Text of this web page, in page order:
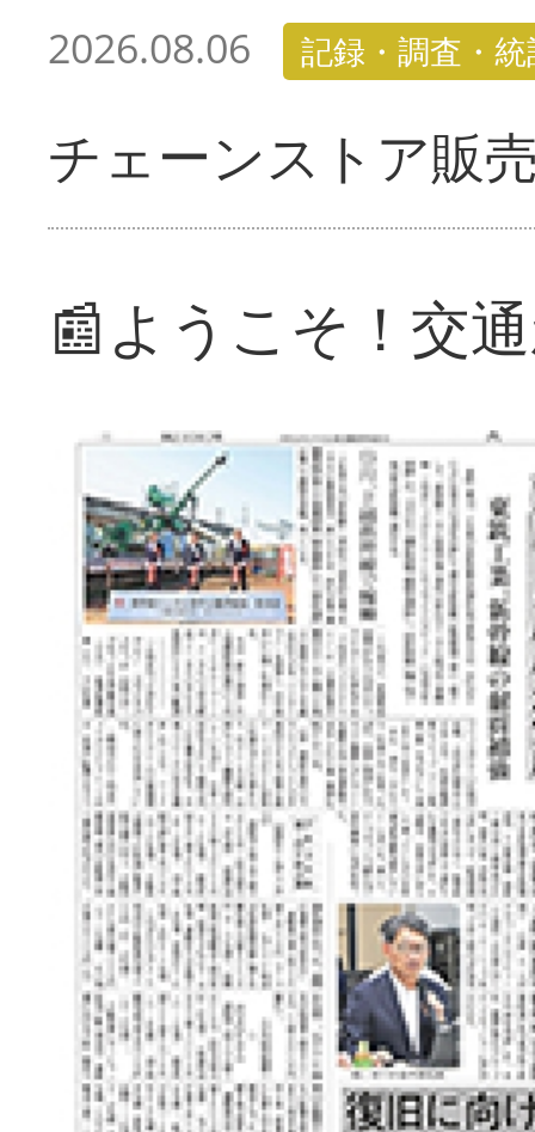
2026.08.06 記録・調査・
チェーンストア販
📰ようこそ！交